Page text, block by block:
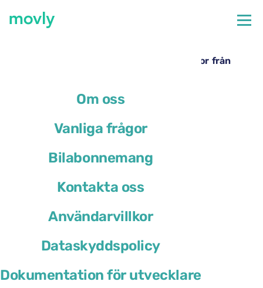
Om oss
Vanliga frågor
Bilabonnemang
Kontakta oss
Användarvillkor
Dataskyddspolicy
Dokumentation för utvecklare
Hyrbil på Turins flygplats – Cupra Formentor från
Cupra Formentor